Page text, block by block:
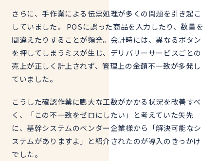
さらに、手作業による伝票処理が多くの問題を引き起こ
していました。 POSに誤った商品を入力したり、数量を
間違えたりすることが頻発。会計時には、異なるボタン
を押してしまうミスが生じ、デリバリーサービスごとの
売上が正しく計上されず、管理上の金額不一致が多発し
ていました。
こうした確認作業に膨大な工数がかかる状況を改善すべ
く、「この不一致をゼロにしたい」と考えていた矢先
に、基幹システムのベンダー企業様から「解決可能なシ
ステムがありますよ」と紹介されたのが導入のきっかけ
でした。